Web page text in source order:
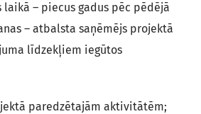
laikā – piecus gadus pēc pēdējā
– atbalsta saņēmējs projektā
līdzekļiem iegūtos
paredzētajām aktivitātēm;